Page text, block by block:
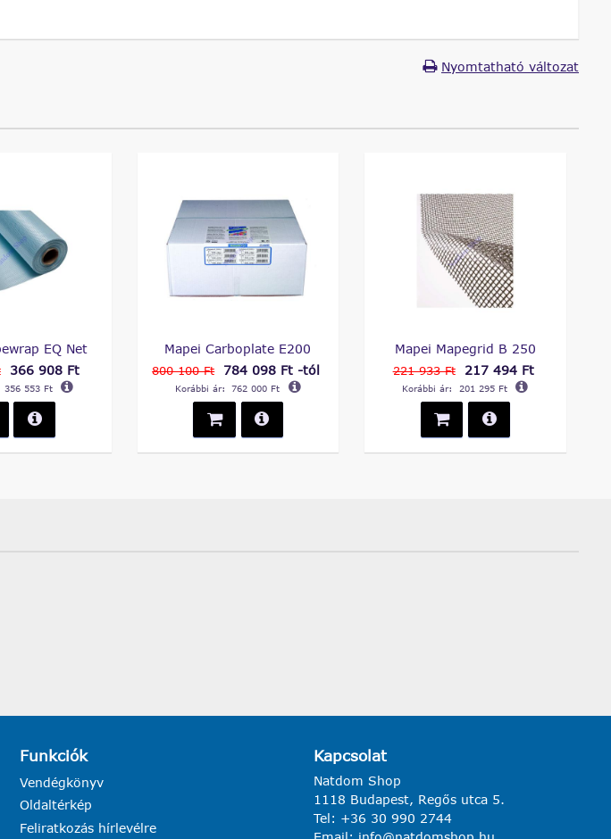
Nyomtatható változat
EQ Net
366 908 Ft
356 553 Ft
Mapei Carboplate E200
800 100 Ft 784 098 Ft -tól
Korábbi ár: 762 000 Ft
Mapei Mapegrid B 250
221 933 Ft 217 494 Ft
Korábbi ár: 201 295 Ft
Funkciók
Vendégkönyv
Oldaltérkép
Feliratkozás hírlevélre
Kapcsolat
Natdom Shop
1118 Budapest, Regős utca 5.
Tel: +36 30 990 2744